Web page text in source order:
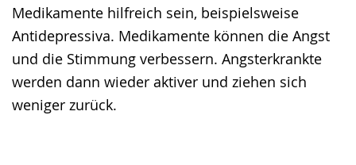
Medikamente hilfreich sein, beispielsweise
Antidepressiva. Medikamente können die Angst
und die Stimmung verbessern. Angsterkrankte
werden dann wieder aktiver und ziehen sich
weniger zurück.